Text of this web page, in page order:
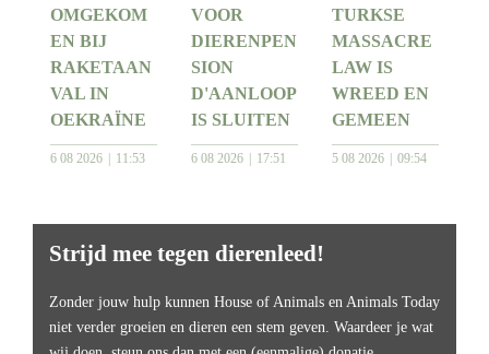
OMGEKOM
EN BIJ
RAKETAAN
VAL IN
OEKRAÏNE
6 08 2026 11:53
VOOR
DIERENPEN
SION
D'AANLOOP
IS SLUITEN
6 08 2026 17:51
TURKSE
MASSACRE
LAW IS
WREED EN
GEMEEN
5 08 2026 09:54
Strijd mee tegen dierenleed!
Zonder jouw hulp kunnen House of Animals en Animals Today
niet verder groeien en dieren een stem geven. Waardeer je wat